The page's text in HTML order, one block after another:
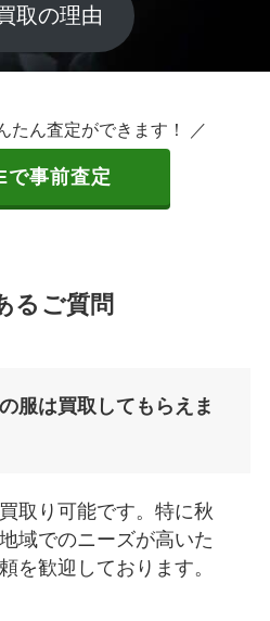
取の理由
たん査定ができます！ ／
で事前査定
るご質問
服は買取してもらえま
取り可能です。特に秋
域でのニーズが高いた
を歓迎しております。